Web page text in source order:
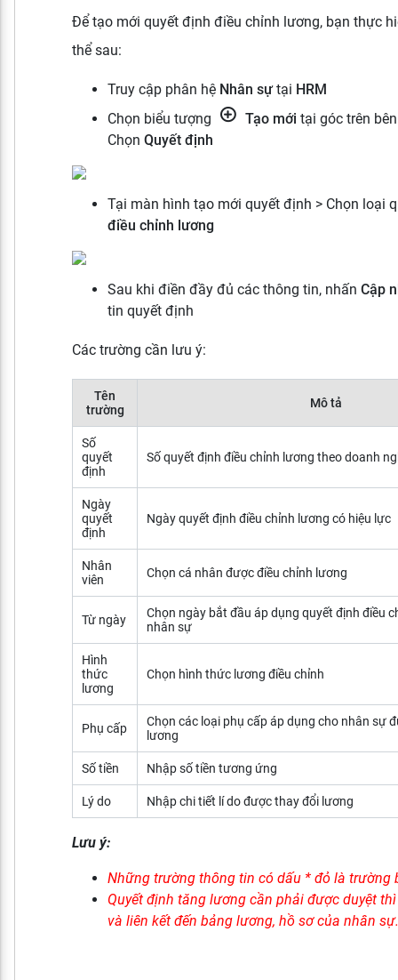
Để tạo mới quyết định điều chỉnh lương, bạn thực
thể sau:
Truy cập phân hệ Nhân sựtại HRM
Chọn biểu tượng
Tạo mới tại góc trên
Chọn Quyết định
Tại màn hình tạo mới quyết định > Chọn loại
điều chỉnh lương
Sau khi điền đầy đủ các thông tin, nhấn Cập
tin quyết định
Các trường cần lưu ý:
Tên
trường
Mô tả
Số
quyết
định
Số quyết định điều chỉnh lương theo doanh
Ngày
quyết
định
Ngày quyết định điều chỉnh lương có hiệu lực
Nhân
viên
Chọn cá nhân được điều chỉnh lương
Từ ngày
Chọn ngày bắt đầu áp dụng quyết định điều
nhân sự
Hình
thức
lương
Chọn hình thức lương điều chỉnh
Phụ cấp
Chọn các loại phụ cấp áp dụng cho nhân sự
lương
Số tiền Nhập số tiền tương ứng
Lý do Nhập chi tiết lí do được thay đổi lương
Lưu ý:
Những trường thông tin có dấu * đỏ là trường
Quyết định tăng lương cần phải được duyệt
và liên kết đến bảng lương, hồ sơ của nhân sự.